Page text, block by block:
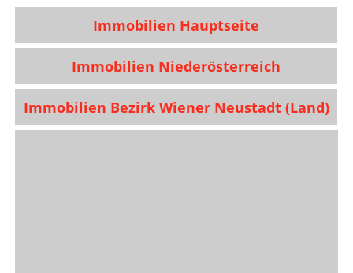
Immobilien Hauptseite
Immobilien Niederösterreich
Immobilien Bezirk Wiener Neustadt (Land)